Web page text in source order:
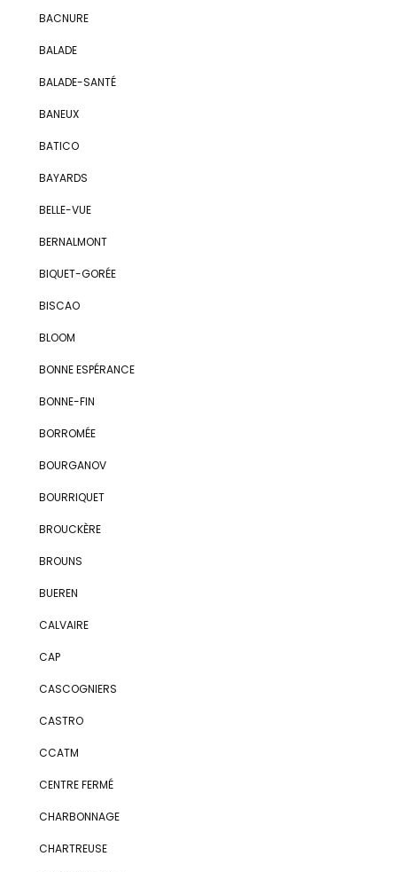
BACNURE
BALADE
BALADE-SANTÉ
BANEUX
BATICO
BAYARDS
BELLE-VUE
BERNALMONT
BIQUET-GORÉE
BISCAO
BLOOM
BONNE ESPÉRANCE
BONNE-FIN
BORROMÉE
BOURGANOV
BOURRIQUET
BROUCKÈRE
BROUNS
BUEREN
CALVAIRE
CAP
CASCOGNIERS
CASTRO
CCATM
CENTRE FERMÉ
CHARBONNAGE
CHARTREUSE